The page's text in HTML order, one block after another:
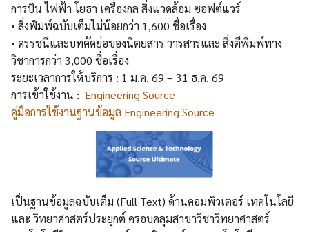
การบิน ไฟฟ้า โยธา เครื่องกล สิ่งแวดล้อม ซอฟต์แวร์
• สิ่งพิมพ์ฉบับเต็มไม่น้อยกว่า 1,600 ชื่อเรื่อง
• ดรรชนีและบทคัดย่อของนิตยสาร วารสารและ สิ่งตีพิมพ์ทาง
วิชาการกว่า 3,000 ชื่อเรื่อง
ระยะเวลาการให้บริการ : 1 ม.ค. 69 – 31 ธ.ค. 69
การเข้าใช้งาน : Engineering Source
คู่มือการใช้งานฐานข้อมูล Engineering Source
เป็นฐานข้อมูลฉบับเต็ม (Full Text) ด้านคอมพิวเตอร์ เทคโนโลยี
และ วิทยาศาสตร์ประยุกต์ ครอบคลุมสาขาวิชาวิทยาศาสตร์